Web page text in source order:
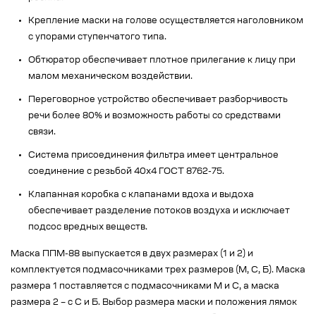
Крепление маски на голове осуществляется наголовником
с упорами ступенчатого типа.
Обтюратор обеспечивает плотное прилегание к лицу при
малом механическом воздействии.
Переговорное устройство обеспечивает разборчивость
речи более 80% и возможность работы со средствами
связи.
Система присоединения фильтра имеет центральное
соединение с резьбой 40x4 ГОСТ 8762-75.
Клапанная коробка с клапанами вдоха и выдоха
обеспечивает разделение потоков воздуха и исключает
подсос вредных веществ.
Маска ППМ-88 выпускается в двух размерах (1 и 2) и
комплектуется подмасочниками трех размеров (М, С, Б). Маска
размера 1 поставляется с подмасочниками М и С, а маска
размера 2 – с С и Б. Выбор размера маски и положения лямок